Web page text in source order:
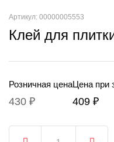
Артикул: 00000005553
Клей для
Розничная цена
430 ₽
Цена при
409 ₽